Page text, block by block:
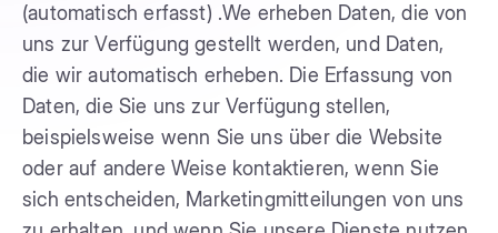
(automatisch erfasst) .We erheben Daten, die von
uns zur Verfügung gestellt werden, und Daten,
die wir automatisch erheben. Die Erfassung von
Daten, die Sie uns zur Verfügung stellen,
beispielsweise wenn Sie uns über die Website
oder auf andere Weise kontaktieren, wenn Sie
sich entscheiden, Marketingmitteilungen von uns